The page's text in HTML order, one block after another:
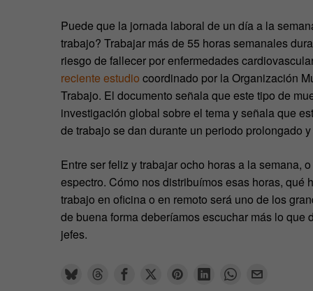
Puede que la jornada laboral de un día a la
trabajo? Trabajar más de 55 horas semanales
riesgo de fallecer por enfermedades
reciente estudio coordinado por la Organización
Trabajo. El documento señala que este tipo de
investigación global sobre el tema y señala que
de trabajo se dan durante un periodo prolongado
Entre ser feliz y trabajar ocho horas a la semana,
espectro. Cómo nos distribuímos esas horas,
trabajo en oficina o en remoto será uno de los
de buena forma deberíamos escuchar más lo
jefes.